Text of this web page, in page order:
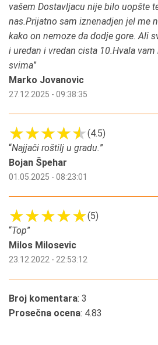
vašem Dostavljacu nije bilo uopšte
nas.Prijatno sam iznenadjen jel me
kako on nemoze da dodje gore. Ali
i uredan i vredan cista 10.Hvala
svima”
Marko Jovanovic
27.12.2025 - 09:38:35
(4.5)
“Najjači roštilj u gradu.”
Bojan Špehar
01.05.2025 - 08:23:01
(5)
“Top”
Milos Milosevic
23.12.2022 - 22:53:12
Broj komentara: 3
Prosečna ocena: 4.83